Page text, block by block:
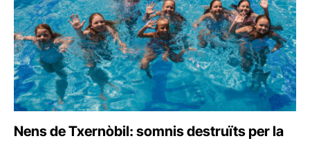
Nens de Txernòbil: somnis destruïts per la